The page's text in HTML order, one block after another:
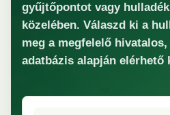
gyűjtőpontot vagy
közelében. Válaszd ki a
meg a megfelelő
adatbázis alapján elérhető